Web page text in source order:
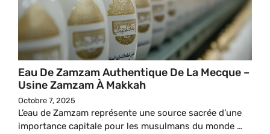
Eau De Zamzam Authentique De La Mecque –
Usine Zamzam À Makkah
Octobre 7, 2025
L’eau de Zamzam représente une source sacrée d’une
importance capitale pour les musulmans du monde …